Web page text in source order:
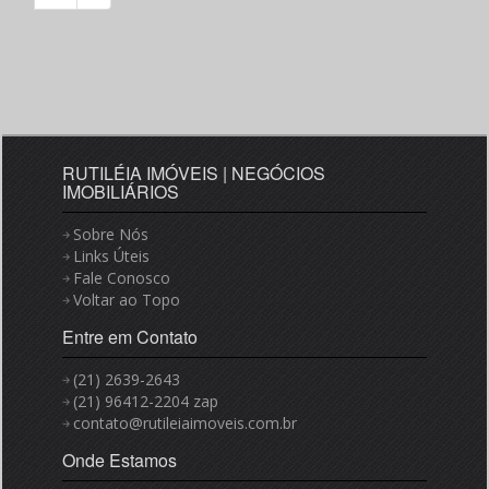
RUTILÉIA IMÓVEIS | NEGÓCIOS
IMOBILIÁRIOS
Sobre Nós
Links Úteis
Fale Conosco
Voltar ao Topo
Entre em Contato
(21) 2639-2643
(21) 96412-2204 zap
contato@rutileiaimoveis.com.br
Onde Estamos